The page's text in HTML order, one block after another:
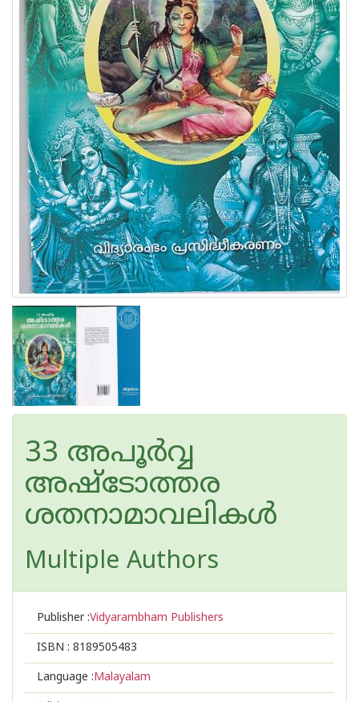
33 അപൂർവ്വ
അഷ്ടോത്തര
ശതനാമാവലികൾ
Multiple Authors
Publisher :Vidyarambham Publishers
ISBN : 8189505483
Language :Malayalam